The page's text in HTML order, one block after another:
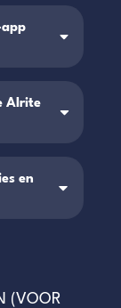
Alrite
en
(VOOR